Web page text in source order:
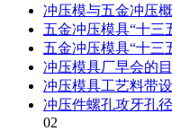
冲压模与五金冲压
五金冲压模具“十三
五金冲压模具“十三
冲压模具厂早会的
冲压模具工艺料带
冲压件螺孔攻牙孔
02